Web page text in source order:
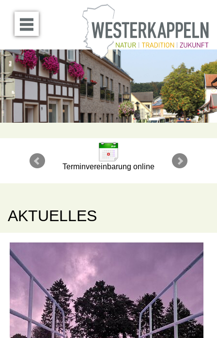
Menü öffnen
Terminvereinbarung online
AKTUELLES